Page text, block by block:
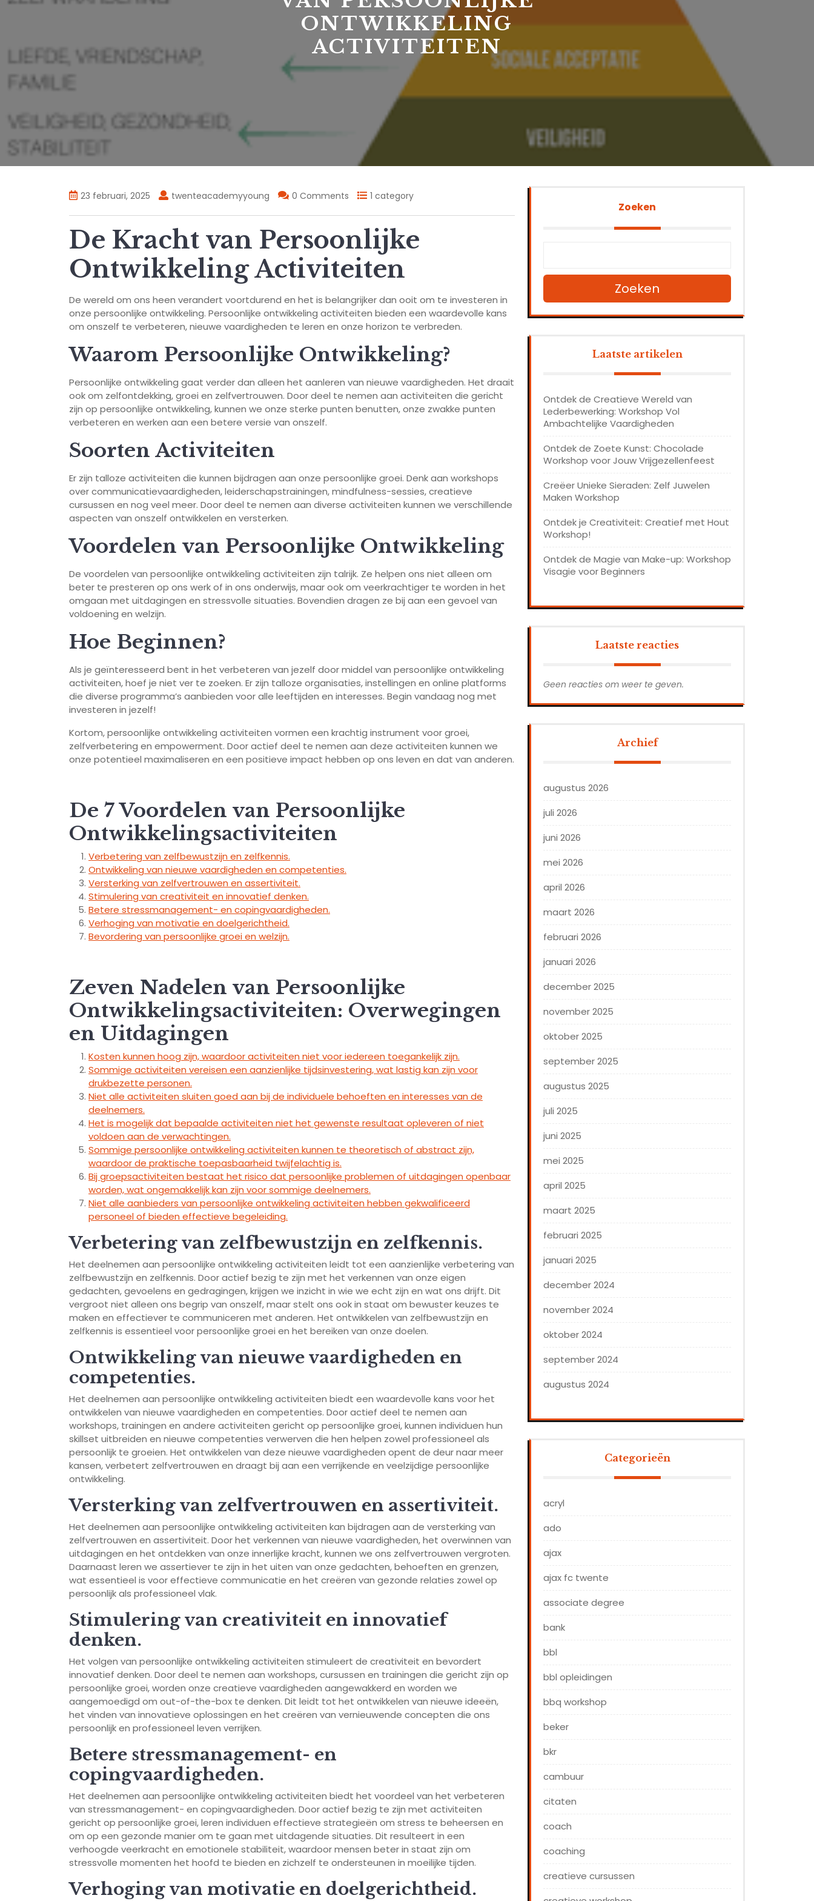
ONTWIKKELING
ACTIVITEITEN
23 februari, 2025 twenteacademyyoung 0 Comments 1 category
De Kracht van Persoonlijke
Ontwikkeling Activiteiten
De wereld om ons heen verandert voortdurend en het is belangrijker dan ooit om te investeren in
onze persoonlijke ontwikkeling. Persoonlijke ontwikkeling activiteiten bieden een waardevolle kans
om onszelf te verbeteren, nieuwe vaardigheden te leren en onze horizon te verbreden.
Waarom Persoonlijke Ontwikkeling?
Persoonlijke ontwikkeling gaat verder dan alleen het aanleren van nieuwe vaardigheden. Het draait
ook om zelfontdekking, groei en zelfvertrouwen. Door deel te nemen aan activiteiten die gericht
zijn op persoonlijke ontwikkeling, kunnen we onze sterke punten benutten, onze zwakke punten
verbeteren en werken aan een betere versie van onszelf.
Soorten Activiteiten
Er zijn talloze activiteiten die kunnen bijdragen aan onze persoonlijke groei. Denk aan workshops
over communicatievaardigheden, leiderschapstrainingen, mindfulness-sessies, creatieve
cursussen en nog veel meer. Door deel te nemen aan diverse activiteiten kunnen we verschillende
aspecten van onszelf ontwikkelen en versterken.
Voordelen van Persoonlijke Ontwikkeling
De voordelen van persoonlijke ontwikkeling activiteiten zijn talrijk. Ze helpen ons niet alleen om
beter te presteren op ons werk of in ons onderwijs, maar ook om veerkrachtiger te worden in het
omgaan met uitdagingen en stressvolle situaties. Bovendien dragen ze bij aan een gevoel van
voldoening en welzijn.
Hoe Beginnen?
Als je geïnteresseerd bent in het verbeteren van jezelf door middel van persoonlijke ontwikkeling
activiteiten, hoef je niet ver te zoeken. Er zijn talloze organisaties, instellingen en online platforms
die diverse programma’s aanbieden voor alle leeftijden en interesses. Begin vandaag nog met
investeren in jezelf!
Kortom, persoonlijke ontwikkeling activiteiten vormen een krachtig instrument voor groei,
zelfverbetering en empowerment. Door actief deel te nemen aan deze activiteiten kunnen we
onze potentieel maximaliseren en een positieve impact hebben op ons leven en dat van anderen.
De 7 Voordelen van Persoonlijke
Ontwikkelingsactiviteiten
Verbetering van zelfbewustzijn en zelfkennis.
Ontwikkeling van nieuwe vaardigheden en competenties.
Versterking van zelfvertrouwen en assertiviteit.
Stimulering van creativiteit en innovatief denken.
Betere stressmanagement- en copingvaardigheden.
Verhoging van motivatie en doelgerichtheid.
Bevordering van persoonlijke groei en welzijn.
Zeven Nadelen van Persoonlijke
Ontwikkelingsactiviteiten: Overwegingen
en Uitdagingen
Kosten kunnen hoog zijn, waardoor activiteiten niet voor iedereen toegankelijk zijn.
Sommige activiteiten vereisen een aanzienlijke tijdsinvestering, wat lastig kan zijn voor
drukbezette personen.
Niet alle activiteiten sluiten goed aan bij de individuele behoeften en interesses van de
deelnemers.
Het is mogelijk dat bepaalde activiteiten niet het gewenste resultaat opleveren of niet
voldoen aan de verwachtingen.
Sommige persoonlijke ontwikkeling activiteiten kunnen te theoretisch of abstract zijn,
waardoor de praktische toepasbaarheid twijfelachtig is.
Bij groepsactiviteiten bestaat het risico dat persoonlijke problemen of uitdagingen openbaar
worden, wat ongemakkelijk kan zijn voor sommige deelnemers.
Niet alle aanbieders van persoonlijke ontwikkeling activiteiten hebben gekwalificeerd
personeel of bieden effectieve begeleiding.
Verbetering van zelfbewustzijn en zelfkennis.
Het deelnemen aan persoonlijke ontwikkeling activiteiten leidt tot een aanzienlijke verbetering van
zelfbewustzijn en zelfkennis. Door actief bezig te zijn met het verkennen van onze eigen
gedachten, gevoelens en gedragingen, krijgen we inzicht in wie we echt zijn en wat ons drijft. Dit
vergroot niet alleen ons begrip van onszelf, maar stelt ons ook in staat om bewuster keuzes te
maken en effectiever te communiceren met anderen. Het ontwikkelen van zelfbewustzijn en
zelfkennis is essentieel voor persoonlijke groei en het bereiken van onze doelen.
Ontwikkeling van nieuwe vaardigheden en
competenties.
Het deelnemen aan persoonlijke ontwikkeling activiteiten biedt een waardevolle kans voor het
ontwikkelen van nieuwe vaardigheden en competenties. Door actief deel te nemen aan
workshops, trainingen en andere activiteiten gericht op persoonlijke groei, kunnen individuen hun
skillset uitbreiden en nieuwe competenties verwerven die hen helpen zowel professioneel als
persoonlijk te groeien. Het ontwikkelen van deze nieuwe vaardigheden opent de deur naar meer
kansen, verbetert zelfvertrouwen en draagt bij aan een verrijkende en veelzijdige persoonlijke
ontwikkeling.
Versterking van zelfvertrouwen en assertiviteit.
Het deelnemen aan persoonlijke ontwikkeling activiteiten kan bijdragen aan de versterking van
zelfvertrouwen en assertiviteit. Door het verkennen van nieuwe vaardigheden, het overwinnen van
uitdagingen en het ontdekken van onze innerlijke kracht, kunnen we ons zelfvertrouwen vergroten.
Daarnaast leren we assertiever te zijn in het uiten van onze gedachten, behoeften en grenzen,
wat essentieel is voor effectieve communicatie en het creëren van gezonde relaties zowel op
persoonlijk als professioneel vlak.
Stimulering van creativiteit en innovatief
denken.
Het volgen van persoonlijke ontwikkeling activiteiten stimuleert de creativiteit en bevordert
innovatief denken. Door deel te nemen aan workshops, cursussen en trainingen die gericht zijn op
persoonlijke groei, worden onze creatieve vaardigheden aangewakkerd en worden we
aangemoedigd om out-of-the-box te denken. Dit leidt tot het ontwikkelen van nieuwe ideeën,
het vinden van innovatieve oplossingen en het creëren van vernieuwende concepten die ons
persoonlijk en professioneel leven verrijken.
Betere stressmanagement- en
copingvaardigheden.
Het deelnemen aan persoonlijke ontwikkeling activiteiten biedt het voordeel van het verbeteren
van stressmanagement- en copingvaardigheden. Door actief bezig te zijn met activiteiten
gericht op persoonlijke groei, leren individuen effectieve strategieën om stress te beheersen en
om op een gezonde manier om te gaan met uitdagende situaties. Dit resulteert in een
verhoogde veerkracht en emotionele stabiliteit, waardoor mensen beter in staat zijn om
stressvolle momenten het hoofd te bieden en zichzelf te ondersteunen in moeilijke tijden.
Verhoging van motivatie en doelgerichtheid.
Zoeken
Zoeken
Laatste artikelen
Ontdek de Creatieve Wereld van
Lederbewerking: Workshop Vol
Ambachtelijke Vaardigheden
Ontdek de Zoete Kunst: Chocolade
Workshop voor Jouw Vrijgezellenfeest
Creëer Unieke Sieraden: Zelf Juwelen
Maken Workshop
Ontdek je Creativiteit: Creatief met Hout
Workshop!
Ontdek de Magie van Make-up: Workshop
Visagie voor Beginners
Laatste reacties
Geen reacties om weer te geven.
Archief
augustus 2026
juli 2026
juni 2026
mei 2026
april 2026
maart 2026
februari 2026
januari 2026
december 2025
november 2025
oktober 2025
september 2025
augustus 2025
juli 2025
juni 2025
mei 2025
april 2025
maart 2025
februari 2025
januari 2025
december 2024
november 2024
oktober 2024
september 2024
augustus 2024
Categorieën
acryl
ado
ajax
ajax fc twente
associate degree
bank
bbl
bbl opleidingen
bbq workshop
beker
bkr
cambuur
citaten
coach
coaching
creatieve cursussen